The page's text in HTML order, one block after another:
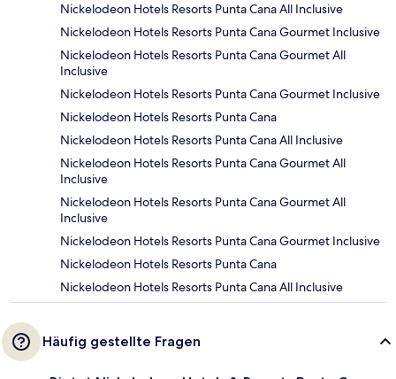
Nickelodeon Hotels Resorts Punta Cana All Inclusive
Nickelodeon Hotels Resorts Punta Cana Gourmet Inclusive
Nickelodeon Hotels Resorts Punta Cana Gourmet All
Inclusive
Nickelodeon Hotels Resorts Punta Cana Gourmet Inclusive
Nickelodeon Hotels Resorts Punta Cana
Nickelodeon Hotels Resorts Punta Cana All Inclusive
Nickelodeon Hotels Resorts Punta Cana Gourmet All
Inclusive
Nickelodeon Hotels Resorts Punta Cana Gourmet All
Inclusive
Nickelodeon Hotels Resorts Punta Cana Gourmet Inclusive
Nickelodeon Hotels Resorts Punta Cana
Nickelodeon Hotels Resorts Punta Cana All Inclusive
Häufig gestellte Fragen